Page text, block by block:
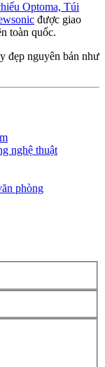
Optoma, Túi
được giao
toàn quốc.
đẹp nguyên bản như
nghệ thuật
phòng